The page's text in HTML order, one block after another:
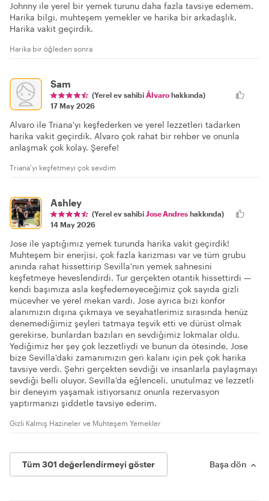
Johnny ile yerel bir yemek turunu daha fazla tavsiye edemem.
Harika bilgi, muhteşem yemekler ve harika bir arkadaşlık.
Harika vakit geçirdik.
Harika bir öğleden sonra
Sam
(Yerel ev sahibi Álvaro hakkında)
17 May 2026
Alvaro ile Triana'yı keşfederken ve yerel lezzetleri tadarken
harika vakit geçirdik. Alvaro çok rahat bir rehber ve onunla
anlaşmak çok kolay. Şerefe!
Triana'yı keşfetmeyi çok sevdim
Ashley
(Yerel ev sahibi Jose Andres hakkında)
14 May 2026
Jose ile yaptığımız yemek turunda harika vakit geçirdik!
Muhteşem bir enerjisi, çok fazla karizması var ve tüm grubu
anında rahat hissettirip Sevilla'nın yemek sahnesini
keşfetmeye heveslendirdi. Tur gerçekten otantik hissettirdi —
kendi başımıza asla keşfedemeyeceğimiz çok sayıda gizli
mücevher ve yerel mekan vardı. Jose ayrıca bizi konfor
alanımızın dışına çıkmaya ve seyahatlerimiz sırasında henüz
denemediğimiz şeyleri tatmaya teşvik etti ve dürüst olmak
gerekirse, bunlardan bazıları en sevdiğimiz lokmalar oldu.
Yediğimiz her şey çok lezzetliydi ve bunun da ötesinde, Jose
bize Sevilla'daki zamanımızın geri kalanı için pek çok harika
tavsiye verdi. Şehri gerçekten sevdiği ve insanlarla paylaşmayı
sevdiği belli oluyor. Sevilla'da eğlenceli, unutulmaz ve lezzetli
bir deneyim yaşamak istiyorsanız onunla rezervasyon
yaptırmanızı şiddetle tavsiye ederim.
Gizli Kalmış Hazineler ve Muhteşem Yemekler
Tüm 301 değerlendirmeyi göster Başa dön